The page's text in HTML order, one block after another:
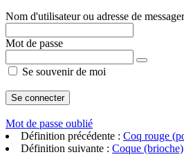
Nom d'utilisateur ou adresse de
Mot de passe
Se souvenir de moi
Mot de passe oublié
Définition précédente : Coq rouge
Définition suivante : Coque (brioche)